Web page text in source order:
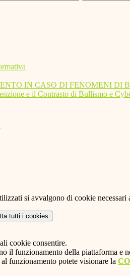
IN CASO DI FENOMENI DI
e il Contrasto di Bullismo e
si avvalgono di cookie
tutti i cookies
cookie consentire.
il funzionamento della piattaforma e
funzionamento potete visionare la